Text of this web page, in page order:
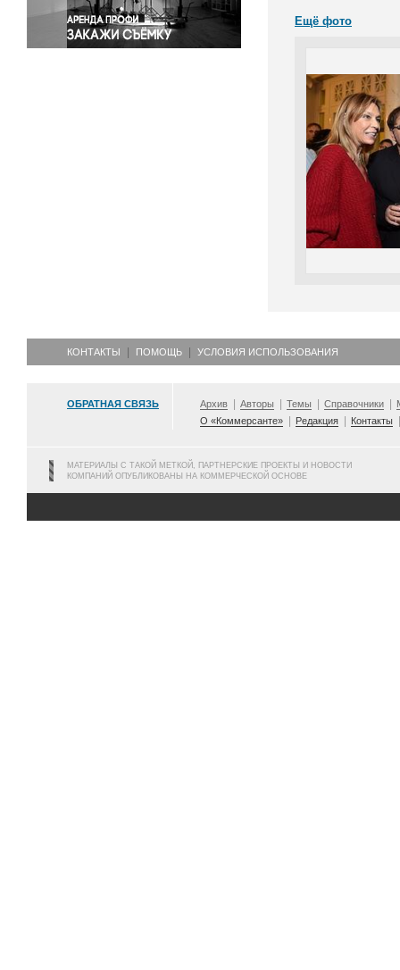
Экономика и бизнес
Ещё фото
КОНТАКТЫ ПОМОЩЬ УСЛОВИЯ ИСПОЛЬЗОВАНИЯ
ОБРАТНАЯ СВЯЗЬ Архив Авторы Темы Справочники
О «Коммерсанте»
Редакция Контакты
МАТЕРИАЛЫ С ТАКОЙ МЕТКОЙ, ПАРТНЕРСКИЕ ПРОЕКТЫ И НОВОСТИ
КОМПАНИЙ ОПУБЛИКОВАНЫ НА КОММЕРЧЕСКОЙ ОСНОВЕ